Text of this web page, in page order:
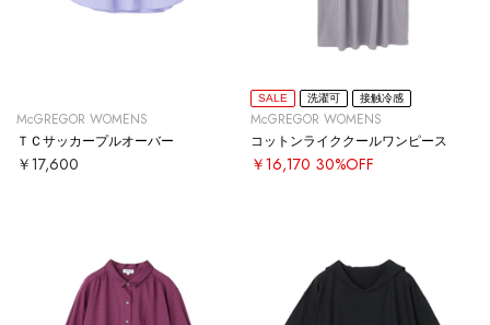
McGREGOR WOMENS
ＴＣサッカープルオーバー
￥17,600
SALE 洗濯可 接触冷感
McGREGOR WOMENS
コットンライククールワンピース
￥16,170 30%OFF